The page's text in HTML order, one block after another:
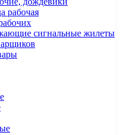
рабочая
сигнальные жилеты